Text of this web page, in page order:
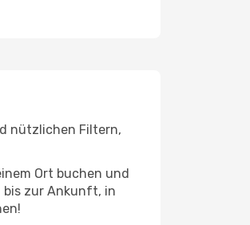
nützlichen Filtern,
Ort buchen und
bis zur Ankunft, in